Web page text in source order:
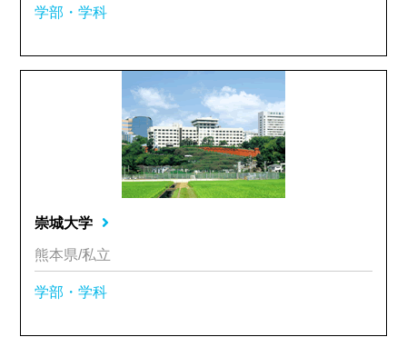
学部・学科
崇城大学
熊本県/私立
学部・学科